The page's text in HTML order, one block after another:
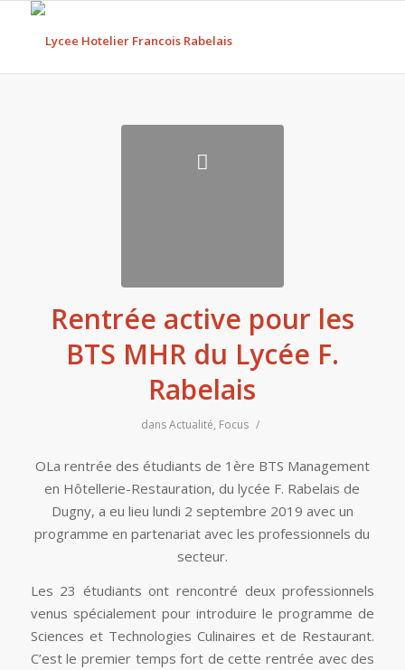
Rentrée active pour les
BTS MHR du Lycée F.
Rabelais
dansActualité, Focus /
OLa rentrée des étudiants de 1ère BTS Management
en Hôtellerie-Restauration, du lycée F. Rabelais de
Dugny, a eu lieu lundi 2 septembre 2019 avec un
programme en partenariat avec les professionnels du
secteur.
Les 23 étudiants ont rencontré deux professionnels
venus spécialement pour introduire le programme de
Sciences et Technologies Culinaires et de Restaurant.
C’est le premier temps fort de cette rentrée avec des